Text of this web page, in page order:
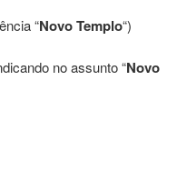
“Novo Templo“)
no assunto “Novo